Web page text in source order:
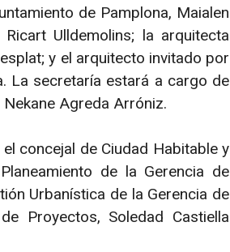
de Pamplona, Maialen
Ulldemolins; la arquitecta
y el arquitecto invitado por
La secretaría estará a cargo de
Agreda Arróniz.
concejal de Ciudad Habitable y
de la Gerencia de
Urbanística de la Gerencia de
Proyectos, Soledad Castiella